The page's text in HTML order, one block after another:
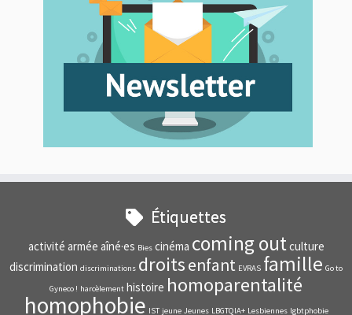
Étiquettes
activité armée aîné·es Bies cinéma coming outculture
discrimination discriminations droitsenfant EVRAS famille Go to
Gyneco ! harcèlement histoire homoparentalité
homophobie IST jeune Jeunes LBGTQIA+ Lesbiennes lgbtphobie